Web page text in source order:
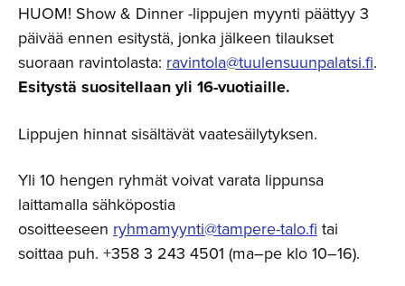
HUOM! Show & Dinner -lippujen myynti päättyy 3
päivää ennen esitystä, jonka jälkeen tilaukset
suoraan ravintolasta: ravintola@tuulensuunpalatsi.fi.
Esitystä suositellaan yli 16-vuotiaille.
Lippujen hinnat sisältävät vaatesäilytyksen.
Yli 10 hengen ryhmät voivat varata lippunsa
laittamalla sähköpostia
osoitteeseen ryhmamyynti@tampere-talo.fi tai
soittaa puh. +358 3 243 4501 (ma–pe klo 10–16).